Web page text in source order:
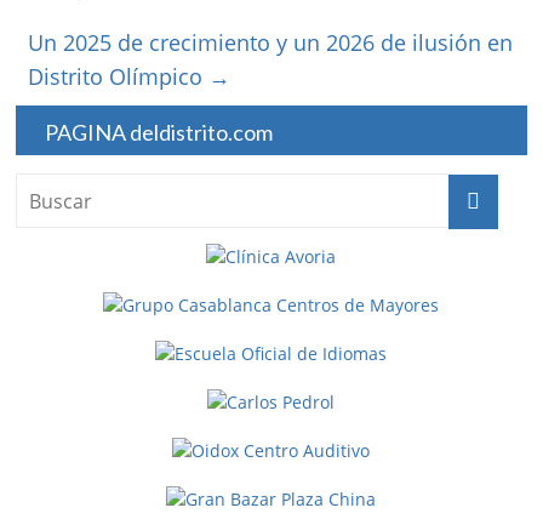
Un 2025 de crecimiento y un 2026 de ilusión en
Distrito Olímpico →
PAGINA deldistrito.com